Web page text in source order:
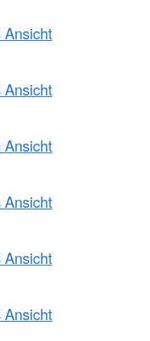
Ansicht
Ansicht
Ansicht
Ansicht
Ansicht
Ansicht